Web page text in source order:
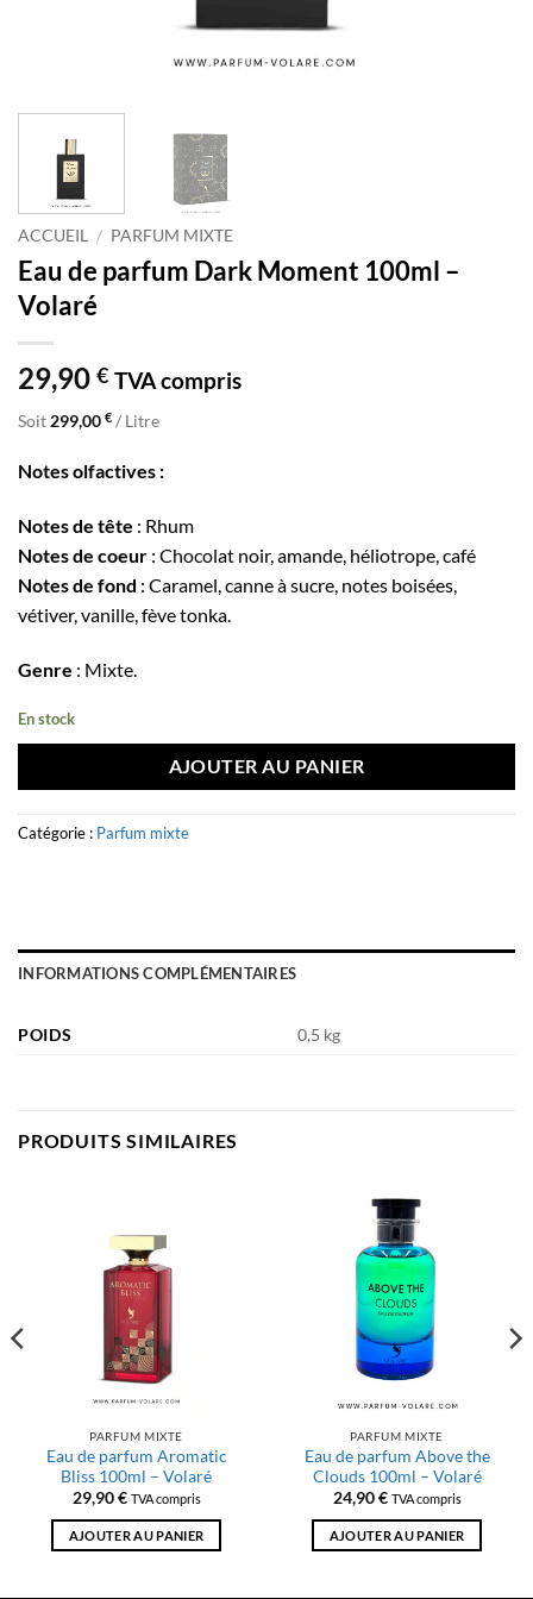
ACCUEIL / PARFUM MIXTE
Eau de parfum Dark Moment 100ml –
Volaré
29,90 € TVA compris
Soit 299,00 € / Litre
Notes olfactives :
Notes de tête : Rhum
Notes de coeur : Chocolat noir, amande, héliotrope, café
Notes de fond : Caramel, canne à sucre, notes boisées,
vétiver, vanille, fève tonka.
Genre : Mixte.
En stock
AJOUTER AU PANIER
Catégorie : Parfum mixte
INFORMATIONS COMPLÉMENTAIRES
POIDS 0,5 kg
PRODUITS SIMILAIRES
PARFUM MIXTE
Eau de parfum Aromatic
Bliss 100ml – Volaré
29,90€ TVA compris
AJOUTER AU PANIER
PARFUM MIXTE
Eau de parfum Above the
Clouds 100ml – Volaré
24,90€ TVA compris
AJOUTER AU PANIER